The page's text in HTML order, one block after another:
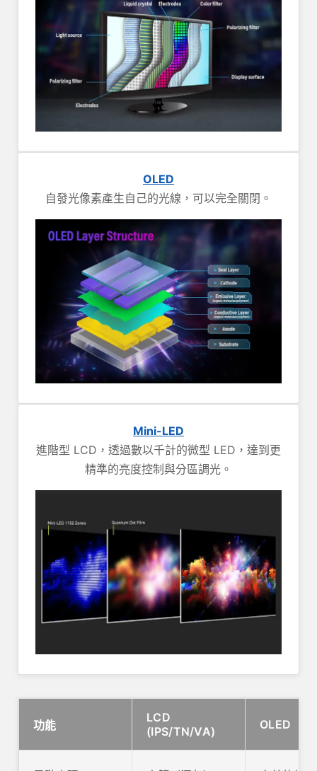
OLED
自發光像素產生自己的光線，可以完全關閉。
Mini-LED
進階型 LCD，透過數以千計的微型 LED，達到更
精準的亮度控制與分區調光。
功能
LCD
(IPS/TN/VA)
OLED